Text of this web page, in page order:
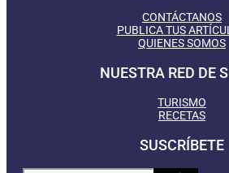
CONTÁCTANOS
PUBLICA TUS
QUIENES SOMOS
NUESTRA RED DE
TURISMO
RECETAS
SUSCRÍBETE